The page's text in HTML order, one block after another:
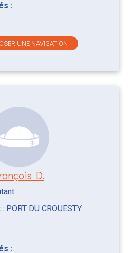
:
UNE NAVIGATION
D.
PORT DU CROUESTY
: